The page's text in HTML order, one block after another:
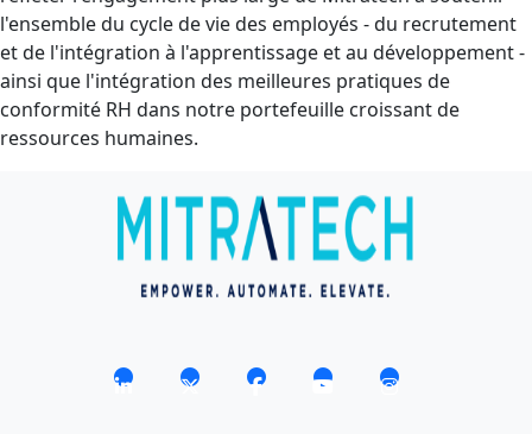
l'ensemble du cycle de vie des employés - du recrutement
et de l'intégration à l'apprentissage et au développement -
ainsi que l'intégration des meilleures pratiques de
conformité RH dans notre portefeuille croissant de
ressources humaines.